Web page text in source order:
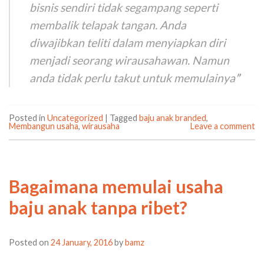
bisnis sendiri tidak segampang seperti
membalik telapak tangan. Anda
diwajibkan teliti dalam menyiapkan diri
menjadi seorang wirausahawan. Namun
anda tidak perlu takut untuk memulainya”
Posted in Uncategorized | Tagged baju anak branded,
Membangun usaha, wirausaha Leave a comment
Bagaimana memulai usaha
baju anak tanpa ribet?
Posted on 24 January, 2016bybamz